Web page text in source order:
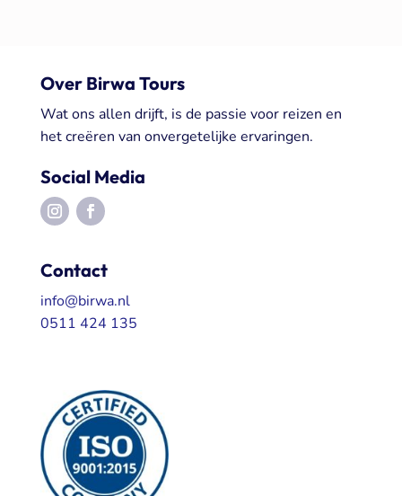
Over Birwa Tours
Wat ons allen drijft, is de passie voor reizen en
het creëren van onvergetelijke ervaringen.
Social Media
Contact
info@birwa.nl
0511 424 135